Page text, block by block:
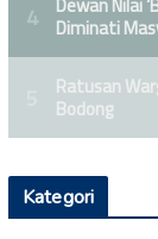
Kategori